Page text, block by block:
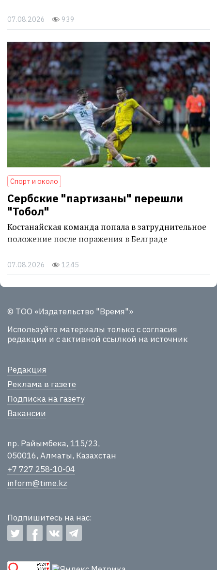
07.08.2026 939
Спорт и около
Сербские "партизаны" перешли
"Тобол"
Костанайская команда попала в затруднительное
положение после поражения в Белграде
07.08.2026 1245
© ТОО «Издательство "Время"»
Используйте материалы только с согласия
редакции и с активной ссылкой на источник
Редакция
Реклама в газете
Подписка на газету
Вакансии
пр. Райымбека, 115/23,
050016, Алматы, Казахстан
+7 727 258-10-04
inform@time.kz
Подпишитесь на нас: